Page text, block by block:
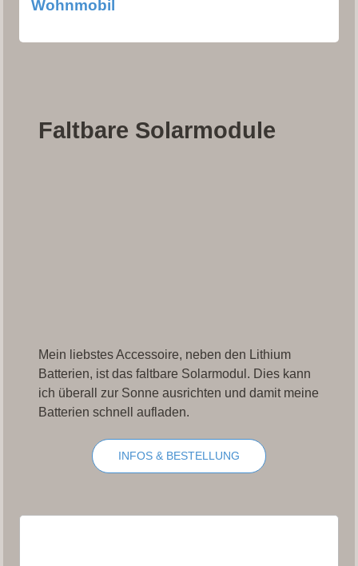
Wohnmobil
Faltbare Solarmodule
Mein liebstes Accessoire, neben den Lithium
Batterien, ist das faltbare Solarmodul. Dies kann
ich überall zur Sonne ausrichten und damit meine
Batterien schnell aufladen.
INFOS & BESTELLUNG